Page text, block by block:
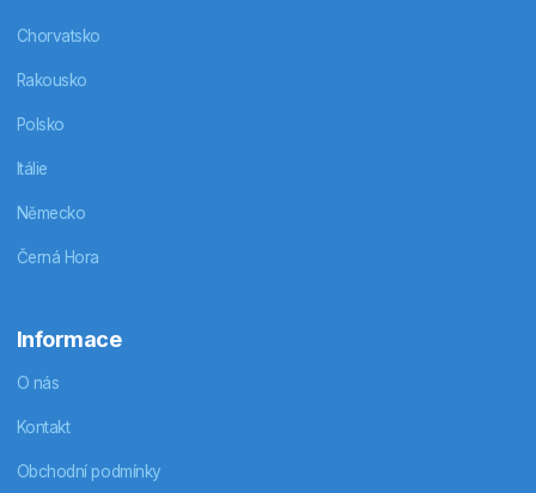
Chorvatsko
Rakousko
Polsko
Itálie
Německo
Černá Hora
Informace
O nás
Kontakt
Obchodní podmínky